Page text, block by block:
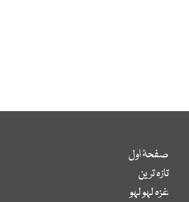
صفحۂ اول
تازہ ترین
غزہ لہو لہو